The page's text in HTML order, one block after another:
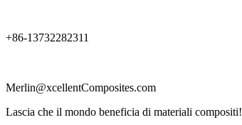
+86-13732282311
Merlin@xcellentComposites.com
Lascia che il mondo beneficia di materiali compositi!